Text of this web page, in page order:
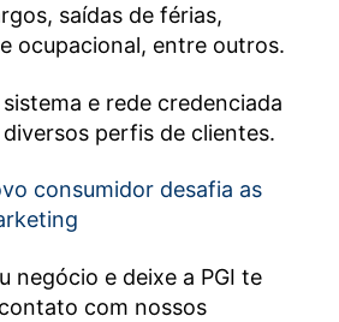
saídas de férias,
ocupacional, entre outros.
e rede credenciada
perfis de clientes.
consumidor desafia as
negócio e deixe a PGI te
com nossos